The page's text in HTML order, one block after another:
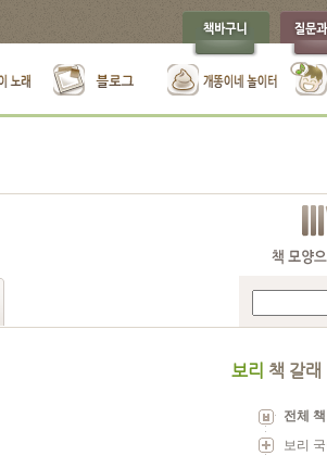
보리 책 갈래
전체 책
보리